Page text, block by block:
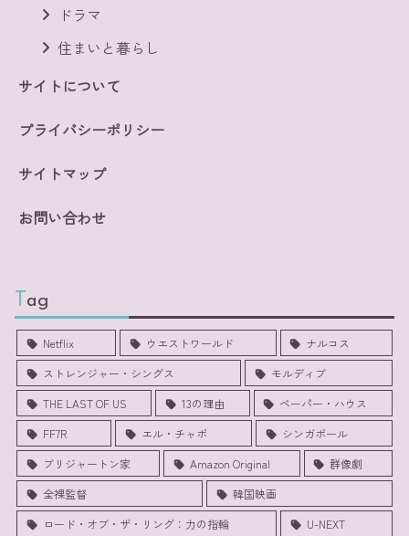
ドラマ
住まいと暮らし
サイトについて
プライバシーポリシー
サイトマップ
お問い合わせ
Tag
Netflix ウエストワールド
ナルコス
ストレンジャー・シングス
モルディブ
THE LAST OF US
13の理由
ペーパー・ハウス
FF7R
エル・チャポ
シンガポール
ブリジャートン家
Amazon Original
群像劇
全裸監督
韓国映画
ロード・オブ・ザ・リング：力の指輪
U-NEXT